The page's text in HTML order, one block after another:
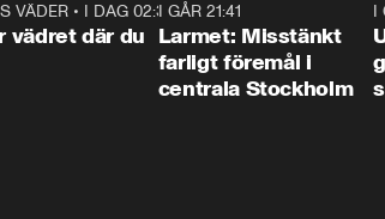
1:06
VÄDER• I DAG 02:30
vädret där du
I GÅR 21:41
Larmet: Misstänkt
farligt föremål i
centrala Stockholm
I